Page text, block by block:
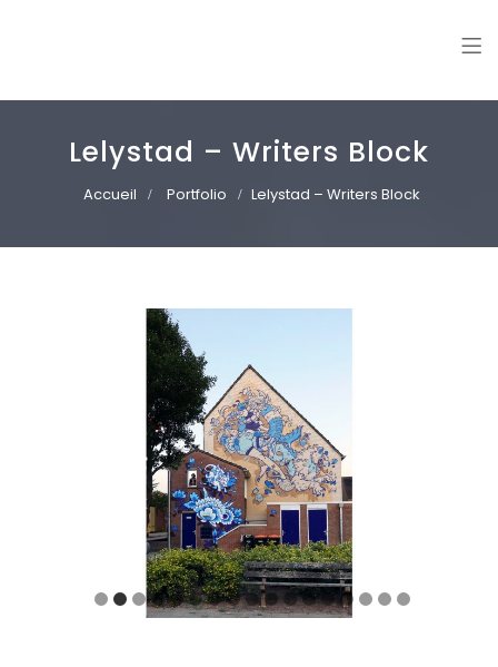
Lelystad – Writers Block
Accueil Portfolio Lelystad – Writers Block